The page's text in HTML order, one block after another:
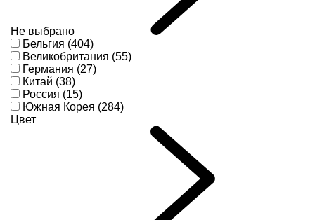
Не выбрано
Бельгия (404)
Великобритания (55)
Германия (27)
Китай (38)
Россия (15)
Южная Корея (284)
Цвет